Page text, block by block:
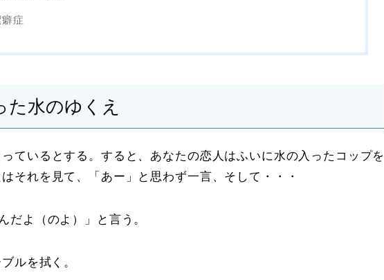
症
た水のゆくえ
ているとする。すると、あなたの恋人はふいに水の入ったコップを
それを見て、「あー」と思わず一言、そして・・・
だよ（のよ）」と言う。
ルを拭く。